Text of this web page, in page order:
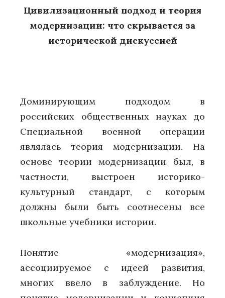
Цивилизационный подход и теория
модернизации: что скрывается за
исторической дискуссией
Доминирующим подходом в
российских общественных науках до
Специальной военной операции
являлась теория модернизации. На
основе теории модернизации был, в
частности, выстроен историко-
культурный стандарт, с которым
должны были быть соотнесены все
школьные учебники истории.
Понятие «модернизация»,
ассоциируемое с идеей развития,
многих ввело в заблуждение. Но